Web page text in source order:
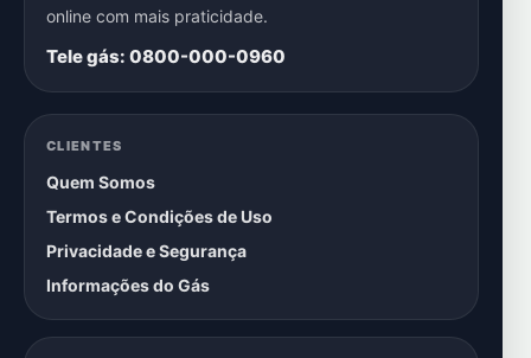
online com mais praticidade.
Tele gás: 0800-000-0960
CLIENTES
Quem Somos
Termos e Condições de Uso
Privacidade e Segurança
Informações do Gás